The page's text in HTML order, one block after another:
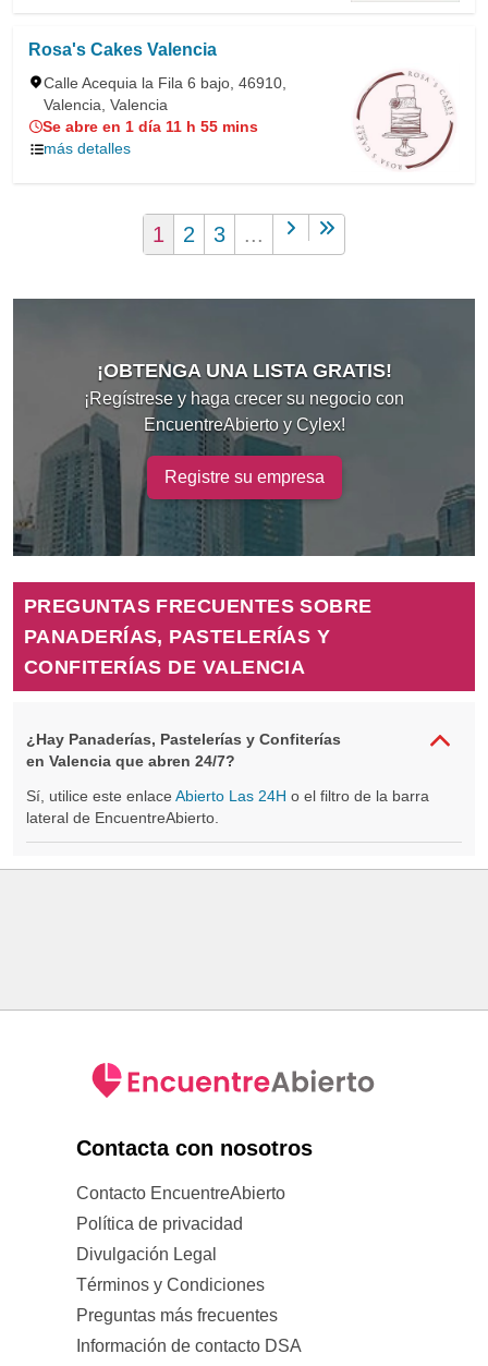
Rosa's Cakes Valencia
Calle Acequia la Fila 6 bajo, 46910,
Valencia, Valencia
Se abre en 1 día 11 h 55 mins
más detalles
1 2 3 ...
¡OBTENGA UNA LISTA GRATIS!
¡Regístrese y haga crecer su negocio con
EncuentreAbierto y Cylex!
Registre su empresa
PREGUNTAS FRECUENTES SOBRE
PANADERÍAS, PASTELERÍAS Y
CONFITERÍAS DE VALENCIA
¿Hay Panaderías, Pastelerías y Confiterías
en Valencia que abren 24/7?
Sí, utilice este enlace Abierto Las 24H o el filtro de la barra
lateral de EncuentreAbierto.
Contacta con nosotros
Contacto EncuentreAbierto
Política de privacidad
Divulgación Legal
Términos y Condiciones
Preguntas más frecuentes
Información de contacto DSA